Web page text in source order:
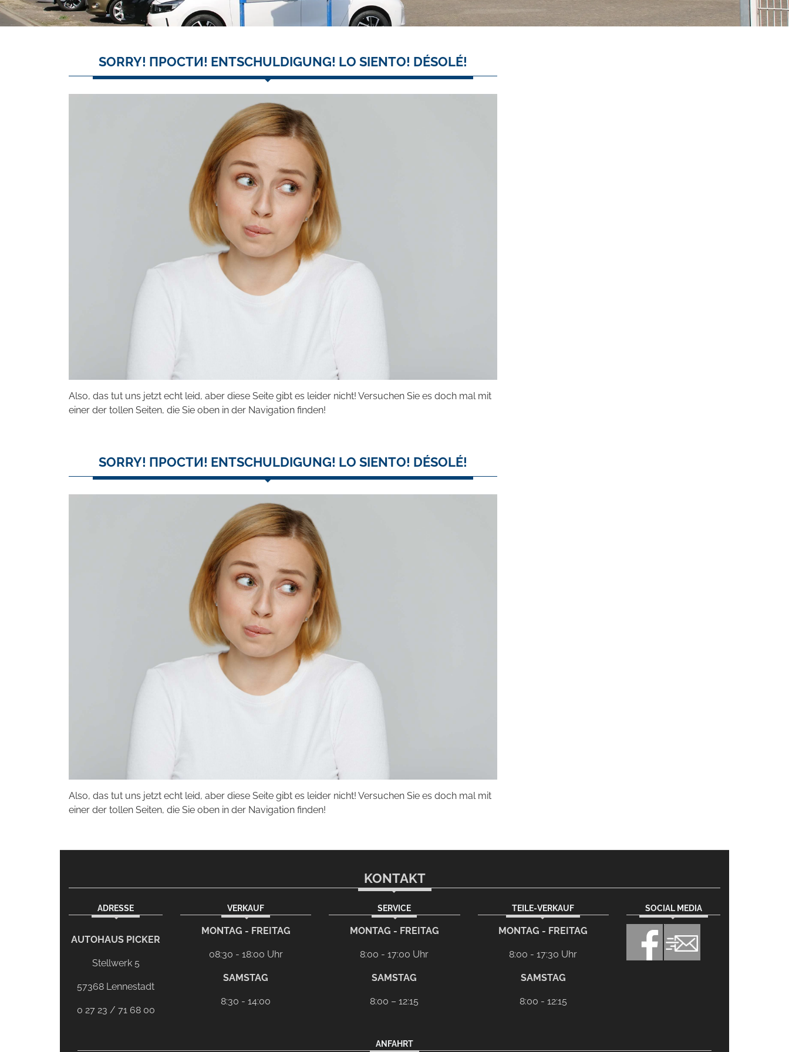
SORRY! ПРОСТИ! ENTSCHULDIGUNG! LO SIENTO! DÉSOLÉ!
Also, das tut uns jetzt echt leid, aber diese Seite gibt es leider nicht! Versuchen Sie es doch mal mit
einer der tollen Seiten, die Sie oben in der Navigation finden!
SORRY! ПРОСТИ! ENTSCHULDIGUNG! LO SIENTO! DÉSOLÉ!
Also, das tut uns jetzt echt leid, aber diese Seite gibt es leider nicht! Versuchen Sie es doch mal mit
einer der tollen Seiten, die Sie oben in der Navigation finden!
KONTAKT
ADRESSE
AUTOHAUS PICKER
Stellwerk 5
57368 Lennestadt
0 27 23 / 71 68 00
VERKAUF
MONTAG - FREITAG
08:30 - 18:00 Uhr
SAMSTAG
8:30 - 14:00
SERVICE
MONTAG - FREITAG
8:00 - 17:00 Uhr
SAMSTAG
8:00 – 12:15
TEILE-VERKAUF
MONTAG - FREITAG
8:00 - 17:30 Uhr
SAMSTAG
8:00 - 12:15
SOCIAL MEDIA
Dieser Link führt zu Ihrem eMail-Programm
ANFAHRT